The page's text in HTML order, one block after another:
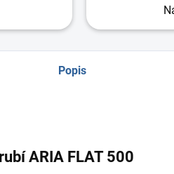
Popis
ARIA FLAT 500